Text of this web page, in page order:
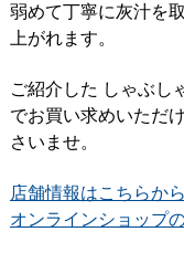
弱めて丁寧に灰汁を
上がれます。
ご紹介した しゃぶし
でお買い求めいただ
さいませ。
店舗情報はこちらから
オンラインショップ